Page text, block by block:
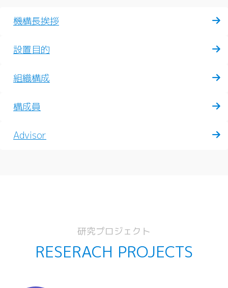
機構長挨拶
設置目的
組織構成
構成員
Advisor
研究プロジェクト
RESERACH PROJECTS